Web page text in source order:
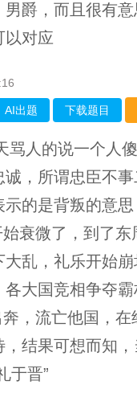
爵，而且很有
以对应
AI出题 下载题目
骂人的说一个人
，所谓忠臣不
的是背叛的意思
衰微了，到了东
乱，礼乐开始
各大国竞相争夺
，流亡他国，在
结果可想而知
于晋”